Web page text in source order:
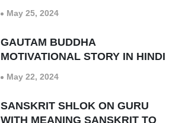
May 25, 2024
GAUTAM BUDDHA
MOTIVATIONAL STORY IN HINDI
May 22, 2024
SANSKRIT SHLOK ON GURU
WITH MEANING SANSKRIT TO